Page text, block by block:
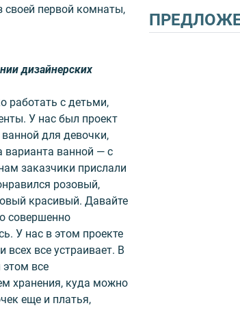
своей первой комнаты,
дизайнерских
работать с детьми,
У нас был проект
для девочки,
ванной — с
заказчики прислали
розовый,
красивый. Давайте
совершенно
У нас в этом проекте
всех все устраивает. В
этом все
хранения, куда можно
еще и платья,